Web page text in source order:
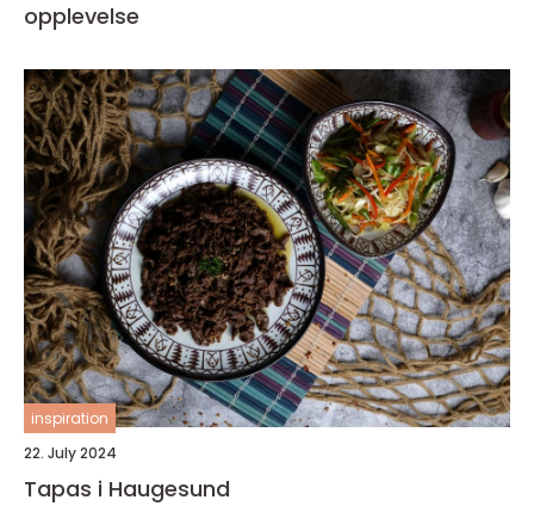
opplevelse
inspiration
22. July 2024
Tapas i Haugesund